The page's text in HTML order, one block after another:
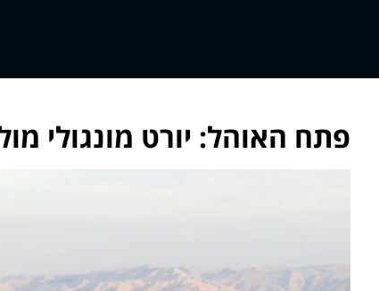
פתח האוהל: יורט מונגולי